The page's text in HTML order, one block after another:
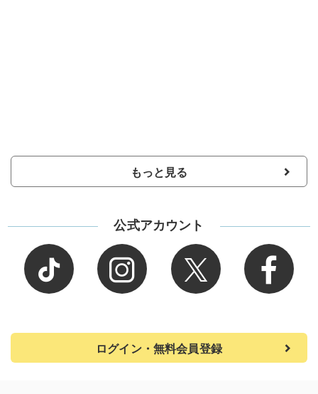
もっと見る
公式アカウント
ログイン・無料会員登録